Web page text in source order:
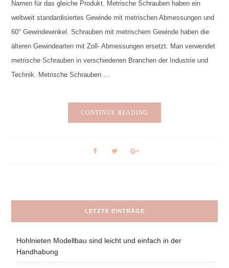
Namen für das gleiche Produkt. Metrische Schrauben haben ein
weltweit standardisiertes Gewinde mit metrischen Abmessungen und
60° Gewindewinkel. Schrauben mit metrischem Gewinde haben die
älteren Gewindearten mit Zoll- Abmessungen ersetzt. Man verwendet
metrische Schrauben in verschiedenen Branchen der Industrie und
Technik. Metrische Schrauben …
CONTINUE READING
LETZTE EINTRÄGE
Hohlnieten Modellbau sind leicht und einfach in der
Handhabung